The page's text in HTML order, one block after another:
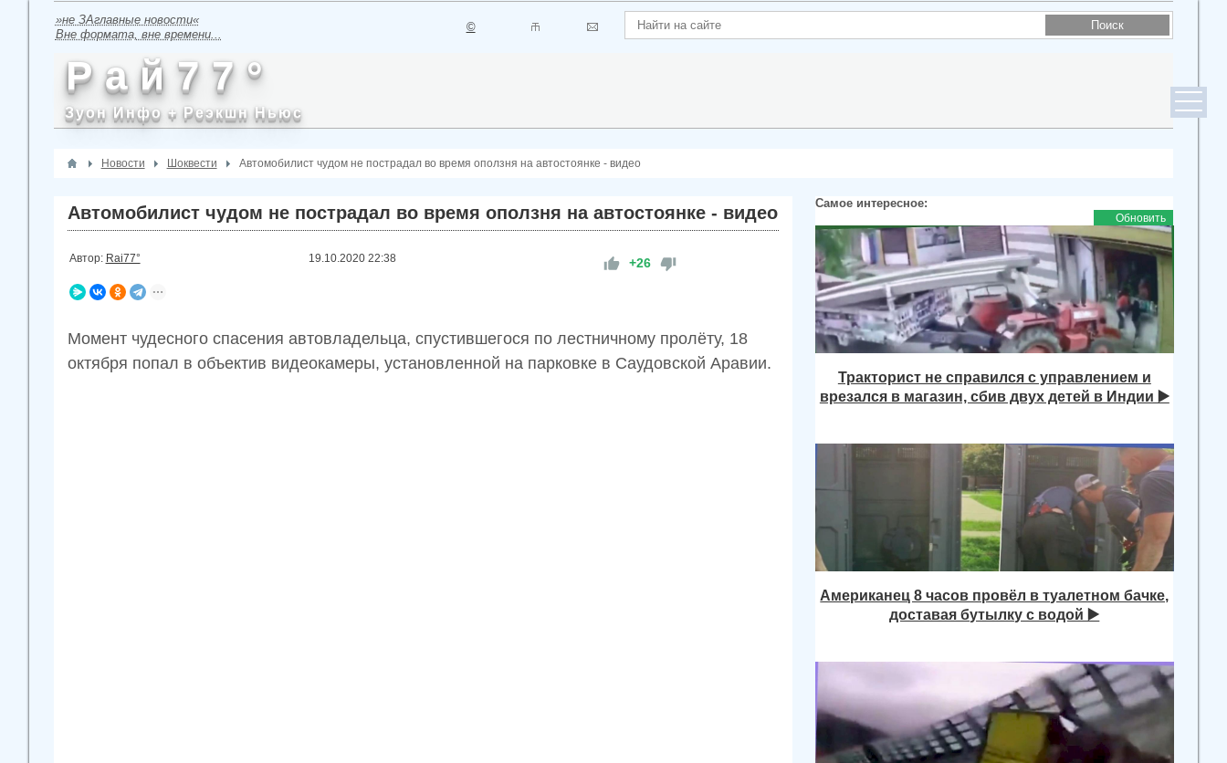
»не ЗАглавные новости«
Вне формата, вне времени...
©
Р а й 7 7 °
Зуон Инфо + Реэкшн Ньюс
Новости Шоквести Автомобилист чудом не пострадал во время оползня на автостоянке - видео
Автомобилист чудом не пострадал во время оползня на автостоянке - видео
Автор: Rai77° 19.10.2020 22:38 +26
Момент чудесного спасения автовладельца, спустившегося по лестничному пролёту, 18
октября попал в объектив видеокамеры, установленной на парковке в Саудовской Аравии.
Самое интересное:
Обновить
Тракторист не справился с управлением и
врезался в магазин, сбив двух детей в Индии ▶️
Американец 8 часов провёл в туалетном бачке,
доставая бутылку с водой ▶️